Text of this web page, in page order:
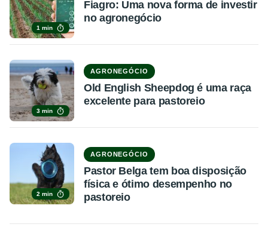
1 min
Fiagro: Uma nova forma de investir
no agronegócio
3 min
AGRONEGÓCIO
Old English Sheepdog é uma raça
excelente para pastoreio
2 min
AGRONEGÓCIO
Pastor Belga tem boa disposição
física e ótimo desempenho no
pastoreio